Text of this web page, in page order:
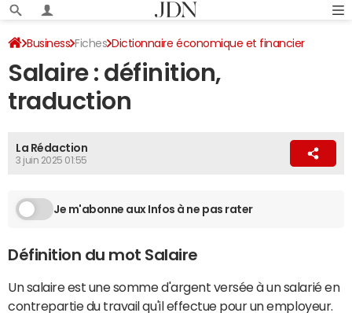
Business Fiches Dictionnaire économique et financier
Salaire : définition,
traduction
La Rédaction
3 juin 2025 01:55
Je m'abonne aux Infos à ne pas rater
Définition du mot Salaire
Un salaire est une somme d'argent versée à un salarié en
contrepartie du travail qu'il effectue pour un employeur.